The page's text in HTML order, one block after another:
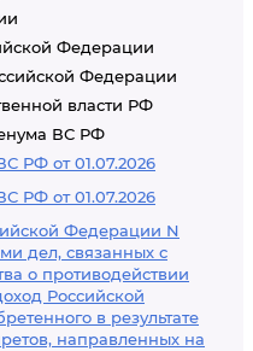
Федерации
Федерации
власти РФ
ВС РФ
РФ от 01.07.2026
РФ от 01.07.2026
Федерации N
дел, связанных с
о противодействии
Российской
в результате
направленных на